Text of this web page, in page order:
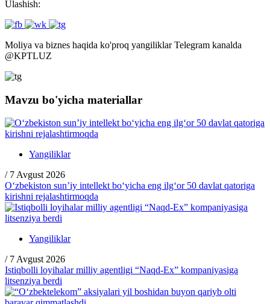
Ulashish:
Moliya va biznes haqida ko'proq yangiliklar Telegram kanalda
@KPTLUZ
Mavzu bo'yicha materiallar
Yangiliklar
/ 7 Avgust 2026
O‘zbekiston sun’iy intellekt bo‘yicha eng ilg‘or 50 davlat qatoriga
kirishni rejalashtirmoqda
Yangiliklar
/ 7 Avgust 2026
Istiqbolli loyihalar milliy agentligi “Naqd-Ex” kompaniyasiga
litsenziya berdi